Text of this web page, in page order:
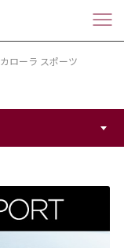
カローラ スポーツ